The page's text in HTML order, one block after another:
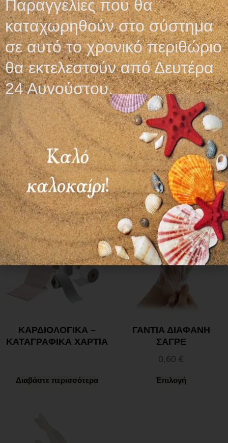
ΘΗΚΕΣ
ΑΠΟΣΤΕΙΡΩΣΗΣ
ΑΤΜΟΥ
ΑΥΤΟΚΟΛΛΗΤΕΣ
2,10 € – 17,00€
Επιλογή
ΚΟΡΔΕΛΑ ΜΑΛΛΙΩΝ
ΕΛΑΣΤΙΚΗ
12,90€
Προσθήκη στο καλάθι
ΚΑΡΔΙΟΛΟΓΙΚΑ –
ΚΑΤΑΓΡΑΦΙΚΑ ΧΑΡΤΙΑ
Διαβάστε περισσότερα
ΓΑΝΤΙΑ ΔΙΑΦΑΝΗ
ΣΑΓΡΕ
0,60 €
Επιλογή
Παραγγελίες που θα
καταχωρηθούν στο σύστημα
σε αυτό το χρονικό περιθώριο
θα εκτελεστούν από Δευτέρα
24 Αυγούστου.